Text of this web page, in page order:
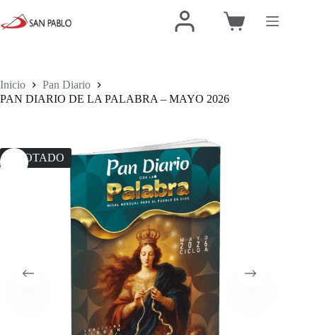
Inicio
Pan Diario
PAN DIARIO DE LA PALABRA – MAYO 2026
AGOTADO